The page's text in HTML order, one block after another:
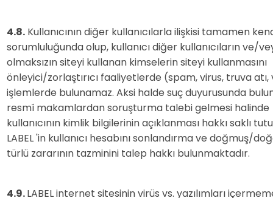
4.8. Kullanıcının diğer kullanıcılarla ilişkisi tamamen
sorumluluğunda olup, kullanıcı diğer kullanıcıların ve/
olmaksızın siteyi kullanan kimselerin siteyi kullanmasını
önleyici/zorlaştırıcı faaliyetlerde (spam, virus, truva atı,
işlemlerde bulunamaz. Aksi halde suç duyurusunda
resmî makamlardan soruşturma talebi gelmesi halinde
kullanıcının kimlik bilgilerinin açıklanması hakkı saklı
LABEL 'in kullanıcı hesabını sonlandırma ve doğmuş/
türlü zararının tazminini talep hakkı bulunmaktadır.
4.9.LABEL internet sitesinin virüs vs. yazılımları